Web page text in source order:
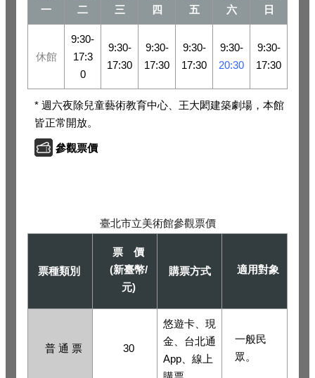
一
二
三
四
五
六
日
休館
9:30-
17:3
0
9:30-
17:30
9:30-
17:30
9:30-
17:30
9:30-
20:30
9:30-
17:30
* 週六夜除兒童藝術教育中心、王大閎建築劇場，本館
皆正常開放。
參觀票價
票種類別
票 價
(新臺幣/
元)
購票方式 適用對象
臺北市立美術館參觀票價
普 通 票 30
悠遊卡、現
金、台北通
App、線上
一般民
眾。